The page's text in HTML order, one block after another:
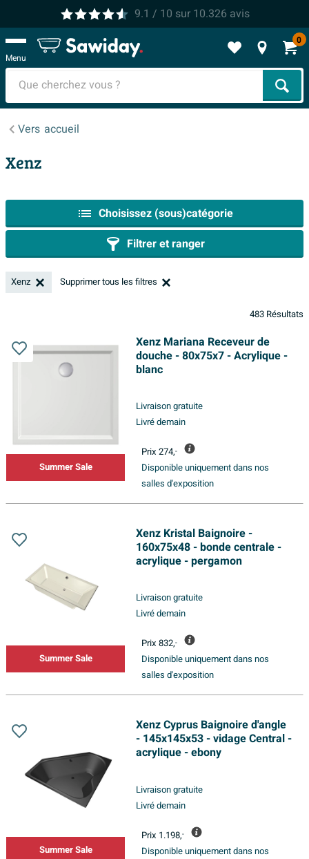
9.1 / 10 sur 10.326 avis
Menu
0
Vers accueil
Xenz
Choisissez (sous)catégorie
Filtrer et ranger
Xenz Supprimer tous les filtres
483 Résultats
Summer Sale
Xenz Mariana Receveur de
douche - 80x75x7 - Acrylique -
blanc
Livraison gratuite
Livré demain
Prix 274,-
Disponible uniquement dans nos
salles d'exposition
Summer Sale
Xenz Kristal Baignoire -
160x75x48 - bonde centrale -
acrylique - pergamon
Livraison gratuite
Livré demain
Prix 832,-
Disponible uniquement dans nos
salles d'exposition
Summer Sale
Xenz Cyprus Baignoire d'angle
- 145x145x53 - vidage Central -
acrylique - ebony
Livraison gratuite
Livré demain
Prix 1.198,-
Disponible uniquement dans nos